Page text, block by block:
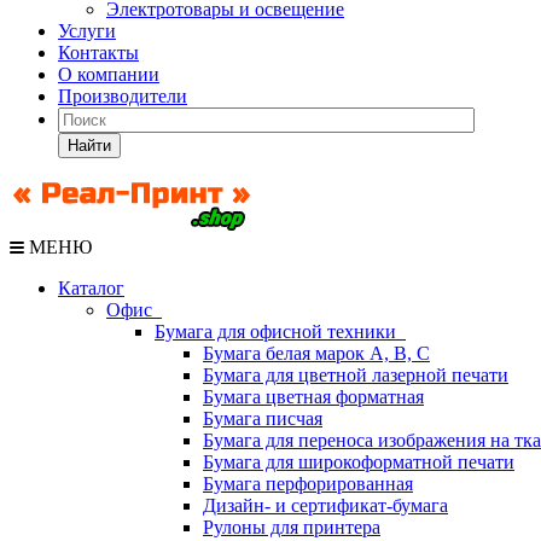
Электротовары и освещение
Услуги
Контакты
О компании
Производители
Найти
МЕНЮ
Каталог
Офис
Бумага для офисной техники
Бумага белая марок А, В, С
Бумага для цветной лазерной печати
Бумага цветная форматная
Бумага писчая
Бумага для переноса изображения на
Бумага для широкоформатной печати
Бумага перфорированная
Дизайн- и сертификат-бумага
Рулоны для принтера